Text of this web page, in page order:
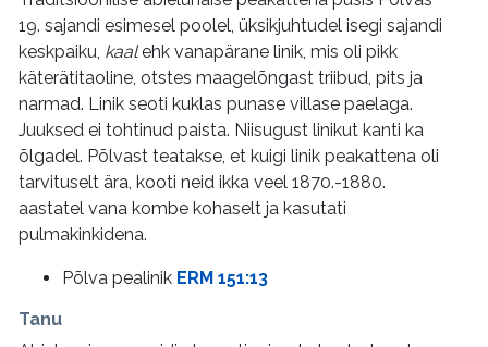
19. sajandi esimesel poolel, üksikjuhtudel isegi sajandi
keskpaiku, kaalehk vanapärane linik, mis oli pikk
käterätitaoline, otstes maagelõngast triibud, pits ja
narmad. Linik seoti kuklas punase villase paelaga.
Juuksed ei tohtinud paista. Niisugust linikut kanti ka
õlgadel. Põlvast teatakse, et kuigi linik peakattena oli
tarvituselt ära, kooti neid ikka veel 1870.-1880.
aastatel vana kombe kohaselt ja kasutati
pulmakinkidena.
Põlva pealinik ERM 151:13
Tanu